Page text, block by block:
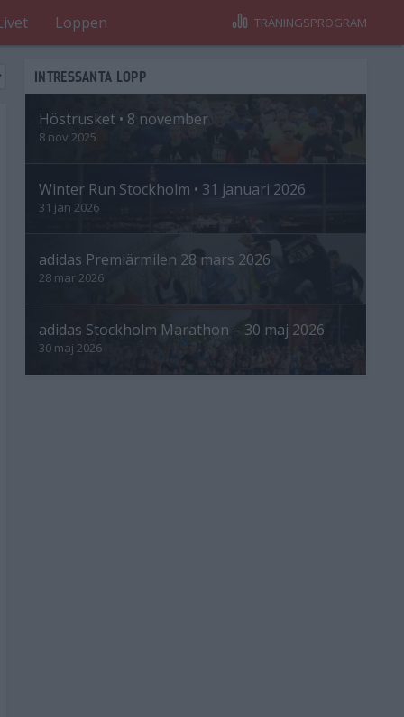
Loppen TRÄNINGSPROGRAM
INTRESSANTA LOPP
Höstrusket • 8 november
8 nov 2025
Winter Run Stockholm • 31 januari 2026
31 jan 2026
adidas Premiärmilen 28 mars 2026
28 mar 2026
adidas Stockholm Marathon – 30 maj 2026
30 maj 2026